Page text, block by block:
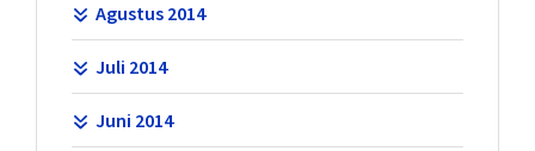
Agustus 2014
Juli 2014
Juni 2014